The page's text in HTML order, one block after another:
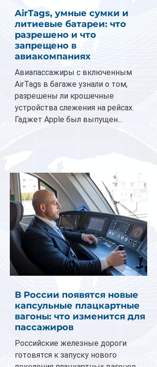
AirTags, умные сумки и
литиевые батареи: что
разрешено и что
запрещено в
авиакомпаниях
Авиапассажиры с включенным
AirTags в багаже узнали о том,
разрешены ли крошечные
устройства слежения на рейсах.
Гаджет Apple был выпущен...
В России появятся новые
капсульные плацкартные
вагоны: что изменится для
пассажиров
Российские железные дороги
готовятся к запуску нового